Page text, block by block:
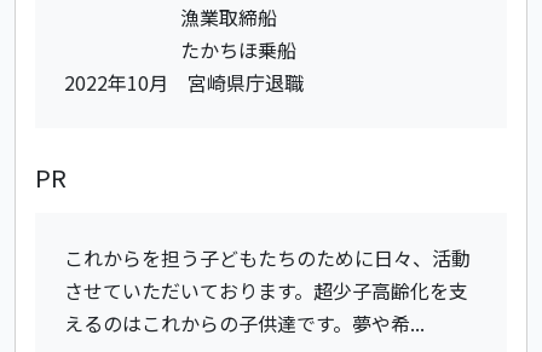
漁業取締船
たかちほ乗船
2022年10月 宮崎県庁退職
PR
これからを担う子どもたちのために日々、活動
させていただいております。超少子高齢化を支
えるのはこれからの子供達です。夢や希...